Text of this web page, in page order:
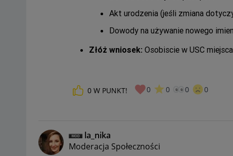
Akt urodzenia (jeśli zmiana
Dowody na używanie nowego
Złóż wniosek: Osobiscie w USC
0 W PUNKT! 0 0 0 0
la_nika
Moderacja Społeczności